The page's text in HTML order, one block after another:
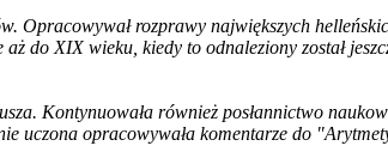
Opracowywał rozprawy największych
aż do XIX wieku, kiedy to odnaleziony został
Kontynuowała również posłannictwo
uczona opracowywała komentarze do